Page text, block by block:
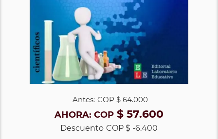
Antes: COP$ 64.000
AHORA: COP $ 57.600
Descuento COP $ -6.400